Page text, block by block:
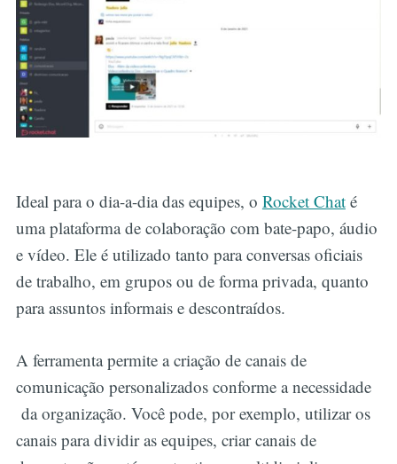
Ideal para o dia-a-dia das equipes, o Rocket Chaté
uma plataforma de colaboração com bate-papo, áudio
e vídeo. Ele é utilizado tanto para conversas oficiais
de trabalho, em grupos ou de forma privada, quanto
para assuntos informais e descontraídos.
A ferramenta permite a criação de canais de
comunicação personalizados conforme a necessidade
da organização. Você pode, por exemplo, utilizar os
canais para dividir as equipes, criar canais de